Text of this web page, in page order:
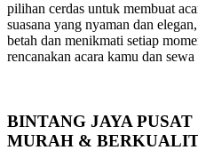
pilihan cerdas untuk membuat
suasana yang nyaman dan
betah dan menikmati setiap
rencanakan acara kamu dan
BINTANG JAYA
MURAH &